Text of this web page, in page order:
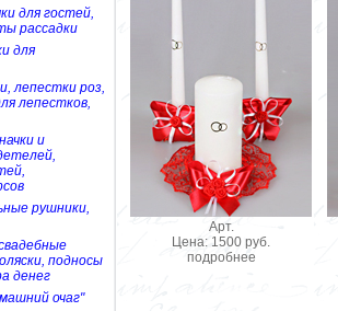
для гостей,
рассадки
для
лепестки роз,
лепестков,
и
рушники,
подносы
денег
очаг"
Арт.
Цена: 1500 руб.
подробнее